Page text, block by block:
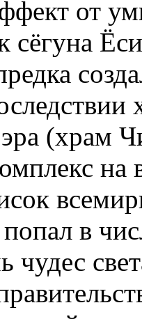
от
сёгуна
(храм
на
в
чудес